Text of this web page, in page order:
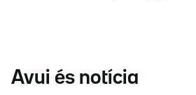
Avui és notícia